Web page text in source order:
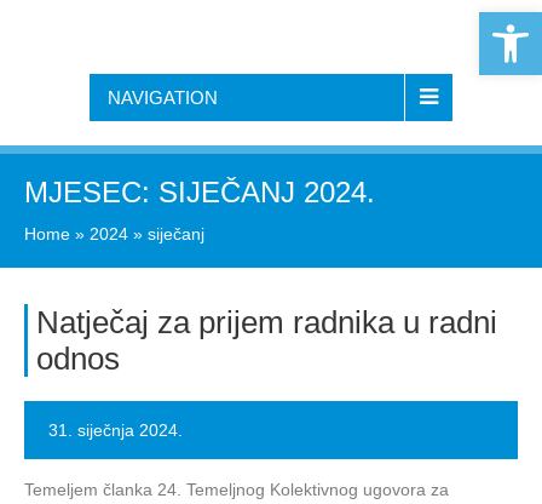
NAVIGATION
MJESEC: SIJEČANJ 2024.
Home » 2024 » siječanj
Natječaj za prijem radnika u radni
odnos
31. siječnja 2024.
Temeljem članka 24. Temeljnog Kolektivnog ugovora za